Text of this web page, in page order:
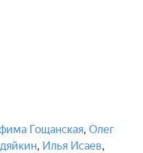
Гощанская, Олег
, Илья Исаев,